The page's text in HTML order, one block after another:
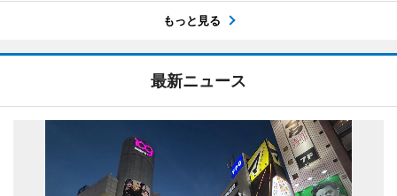
もっと見る
最新ニュース